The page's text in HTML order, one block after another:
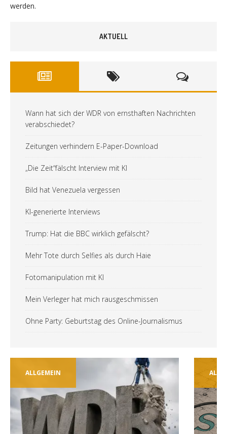
werden.
AKTUELL
Wann hat sich der WDR von ernsthaften Nachrichten
verabschiedet?
Zeitungen verhindern E-Paper-Download
„Die Zeit“fälscht Interview mit KI
Bild hat Venezuela vergessen
KI-generierte Interviews
Trump: Hat die BBC wirklich gefälscht?
Mehr Tote durch Selfies als durch Haie
Fotomanipulation mit KI
Mein Verleger hat mich rausgeschmissen
Ohne Party: Geburtstag des Online-Journalismus
ALLGEMEIN